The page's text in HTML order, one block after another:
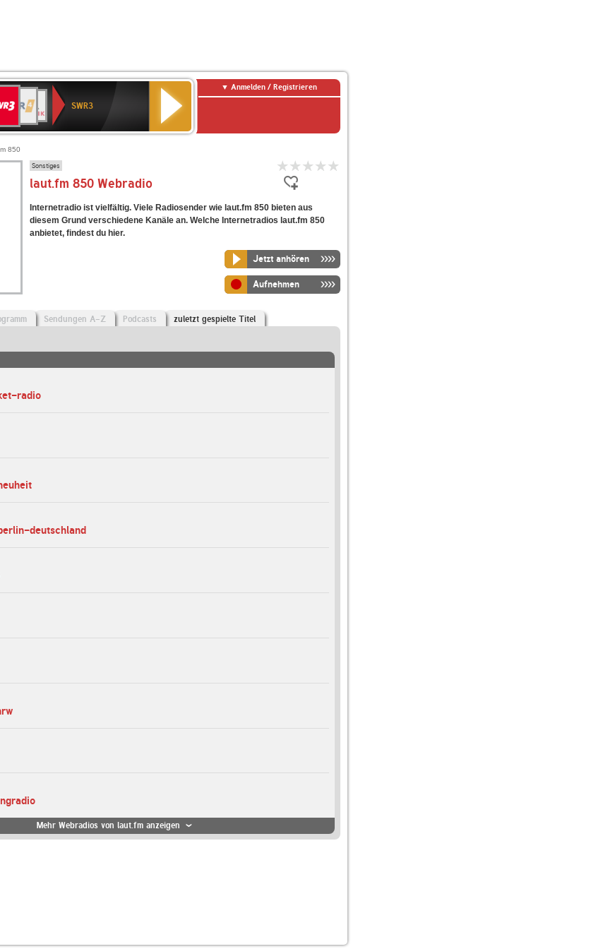
4
KLASSIK
SWR3
Anmelden / Registrieren
850
Sonstiges
laut.fm 850 Webradio
Internetradio ist vielfältig. Viele Radiosender wie laut.fm 850 bieten aus
diesem Grund verschiedene Kanäle an. Welche Internetradios laut.fm 850
anbietet, findest du hier.
Jetzt anhören
Aufnehmen
Sendungen A-Z Podcasts zuletzt gespielte Titel
radio
deutschland
Mehr Webradios von laut.fm anzeigen